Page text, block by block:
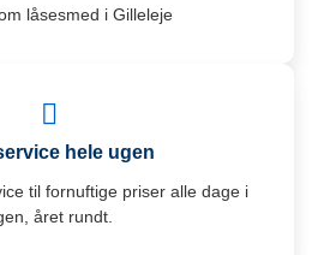
låsesmed i Gilleleje
hele ugen
til fornuftige priser alle dage i
året rundt.